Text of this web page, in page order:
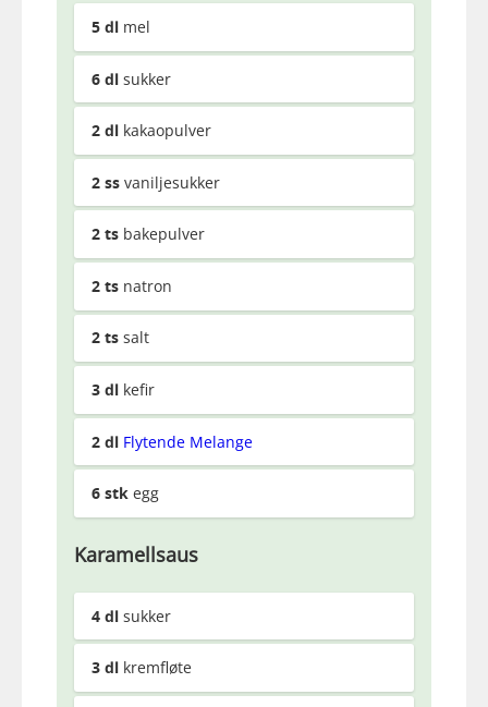
5 dl mel
6 dl sukker
2 dl kakaopulver
2 ss vaniljesukker
2 ts bakepulver
2 ts natron
2 ts salt
3 dl kefir
2 dl Flytende Melange
6 stk egg
Karamellsaus
4 dl sukker
3 dl kremfløte